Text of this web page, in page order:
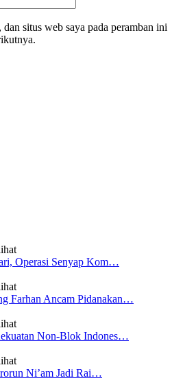
situs web saya pada peramban ini
Operasi Senyap Kom…
Farhan Ancam Pidanakan…
Non-Blok Indones…
Ni’am Jadi Rai…